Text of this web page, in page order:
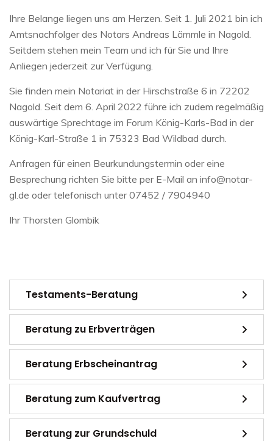
Ihre Belange liegen uns am Herzen. Seit 1. Juli 2021 bin ich
Amtsnachfolger des Notars Andreas Lämmle in Nagold.
Seitdem stehen mein Team und ich für Sie und Ihre
Anliegen jederzeit zur Verfügung.
Sie finden mein Notariat in der Hirschstraße 6 in 72202
Nagold. Seit dem 6. April 2022 führe ich zudem regelmäßig
auswärtige Sprechtage im Forum König-Karls-Bad in der
König-Karl-Straße 1 in 75323 Bad Wildbad durch.
Anfragen für einen Beurkundungstermin oder eine
Besprechung richten Sie bitte per E-Mail an info@notar-
gl.de oder telefonisch unter 07452 / 7904940
Ihr Thorsten Glombik
Testaments-Beratung
Beratung zu Erbverträgen
Beratung Erbscheinantrag
Beratung zum Kaufvertrag
Beratung zur Grundschuld